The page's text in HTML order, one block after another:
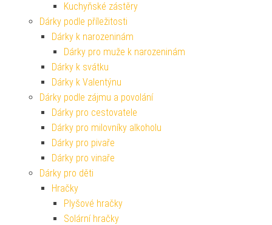
Kuchyňské zástěry
Dárky podle příležitosti
Dárky k narozeninám
Dárky pro muže k narozeninám
Dárky k svátku
Dárky k Valentýnu
Dárky podle zájmu a povolání
Dárky pro cestovatele
Dárky pro milovníky alkoholu
Dárky pro pivaře
Dárky pro vinaře
Dárky pro děti
Hračky
Plyšové hračky
Solární hračky